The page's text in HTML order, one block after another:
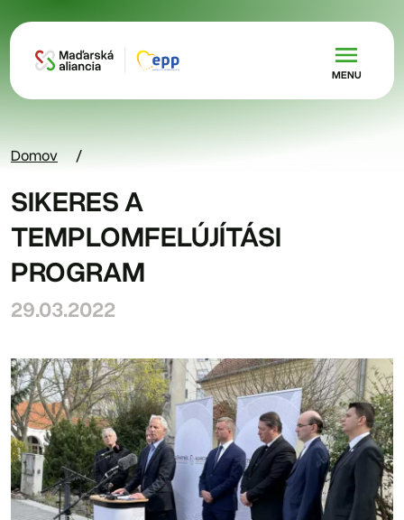
MENU
Domov
SIKERES A
TEMPLOMFELÚJÍTÁSI
PROGRAM
29.03.2022